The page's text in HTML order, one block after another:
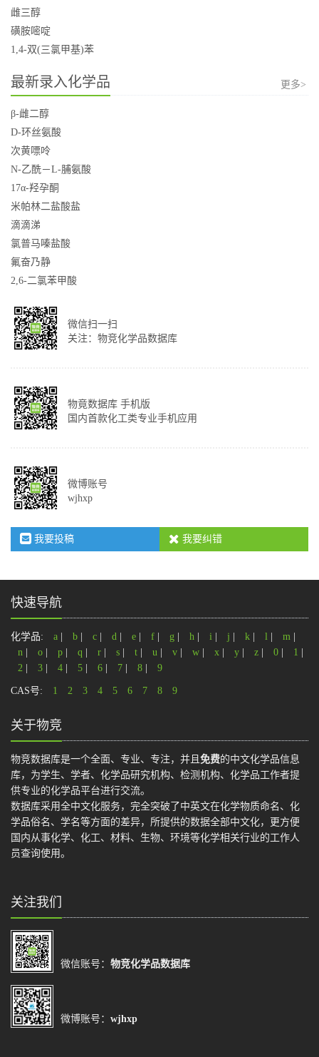
雌三醇
磺胺嘧啶
1,4-双(三氯甲基)苯
最新录入化学品 更多>
β-雌二醇
D-环丝氨酸
次黄嘌呤
N-乙酰－L-脯氨酸
17α-羟孕酮
米帕林二盐酸盐
滴滴涕
氯普马嗪盐酸
氟奋乃静
2,6-二氯苯甲酸
微信扫一扫
关注：物竞化学品数据库
物竟数据库 手机版
国内首款化工类专业手机应用
微博账号
wjhxp
我要投稿 我要纠错
快速导航
化学品: a b c d e f g h i j k l m
n
o p q r s t u v w x y z 0 1
2
3 4 5 6 7 8 9
CAS号: 1 2 3 4 5 6 7 8 9
关于物竞
物竞数据库是一个全面、专业、专注，并且 免费的中文化学品信息
库，为学生、学者、化学品研究机构、检测机构、化学品工作者提
供专业的化学品平台进行交流。
数据库采用全中文化服务，完全突破了中英文在化学物质命名、化
学品俗名、学名等方面的差异，所提供的数据全部中文化，更方便
国内从事化学、化工、材料、生物、环境等化学相关行业的工作人
员查询使用。
关注我们
微信账号： 物竞化学品数据库
微博账号： wjhxp